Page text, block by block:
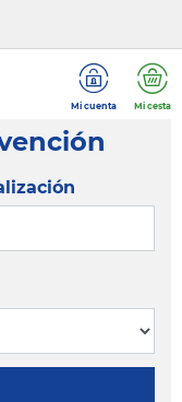
Mi cuenta Mi cesta